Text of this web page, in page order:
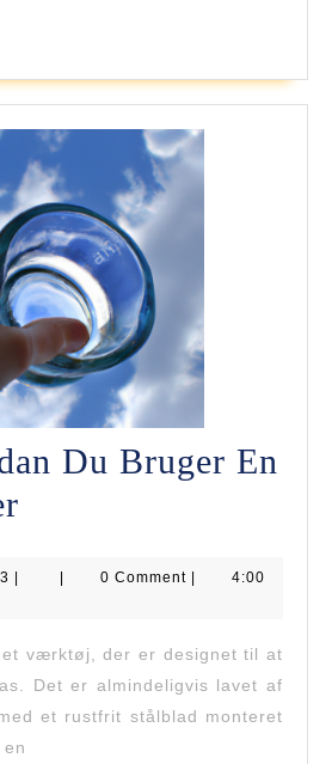
Du Bruger En
Du
En
Glasskærer
februar
0 Comment
4:00
værktøj, der er designet til at
Det er almindeligvis lavet af
et rustfrit stålblad monteret